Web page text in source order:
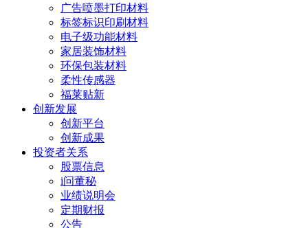
广告喷墨打印材料
标签标识印刷材料
电子级功能材料
家居装饰材料
环保包装材料
柔性传感器
福莱贴新
创新发展
创新平台
创新成果
投资者关系
股票信息
i问董秘
业绩说明会
定期财报
公告